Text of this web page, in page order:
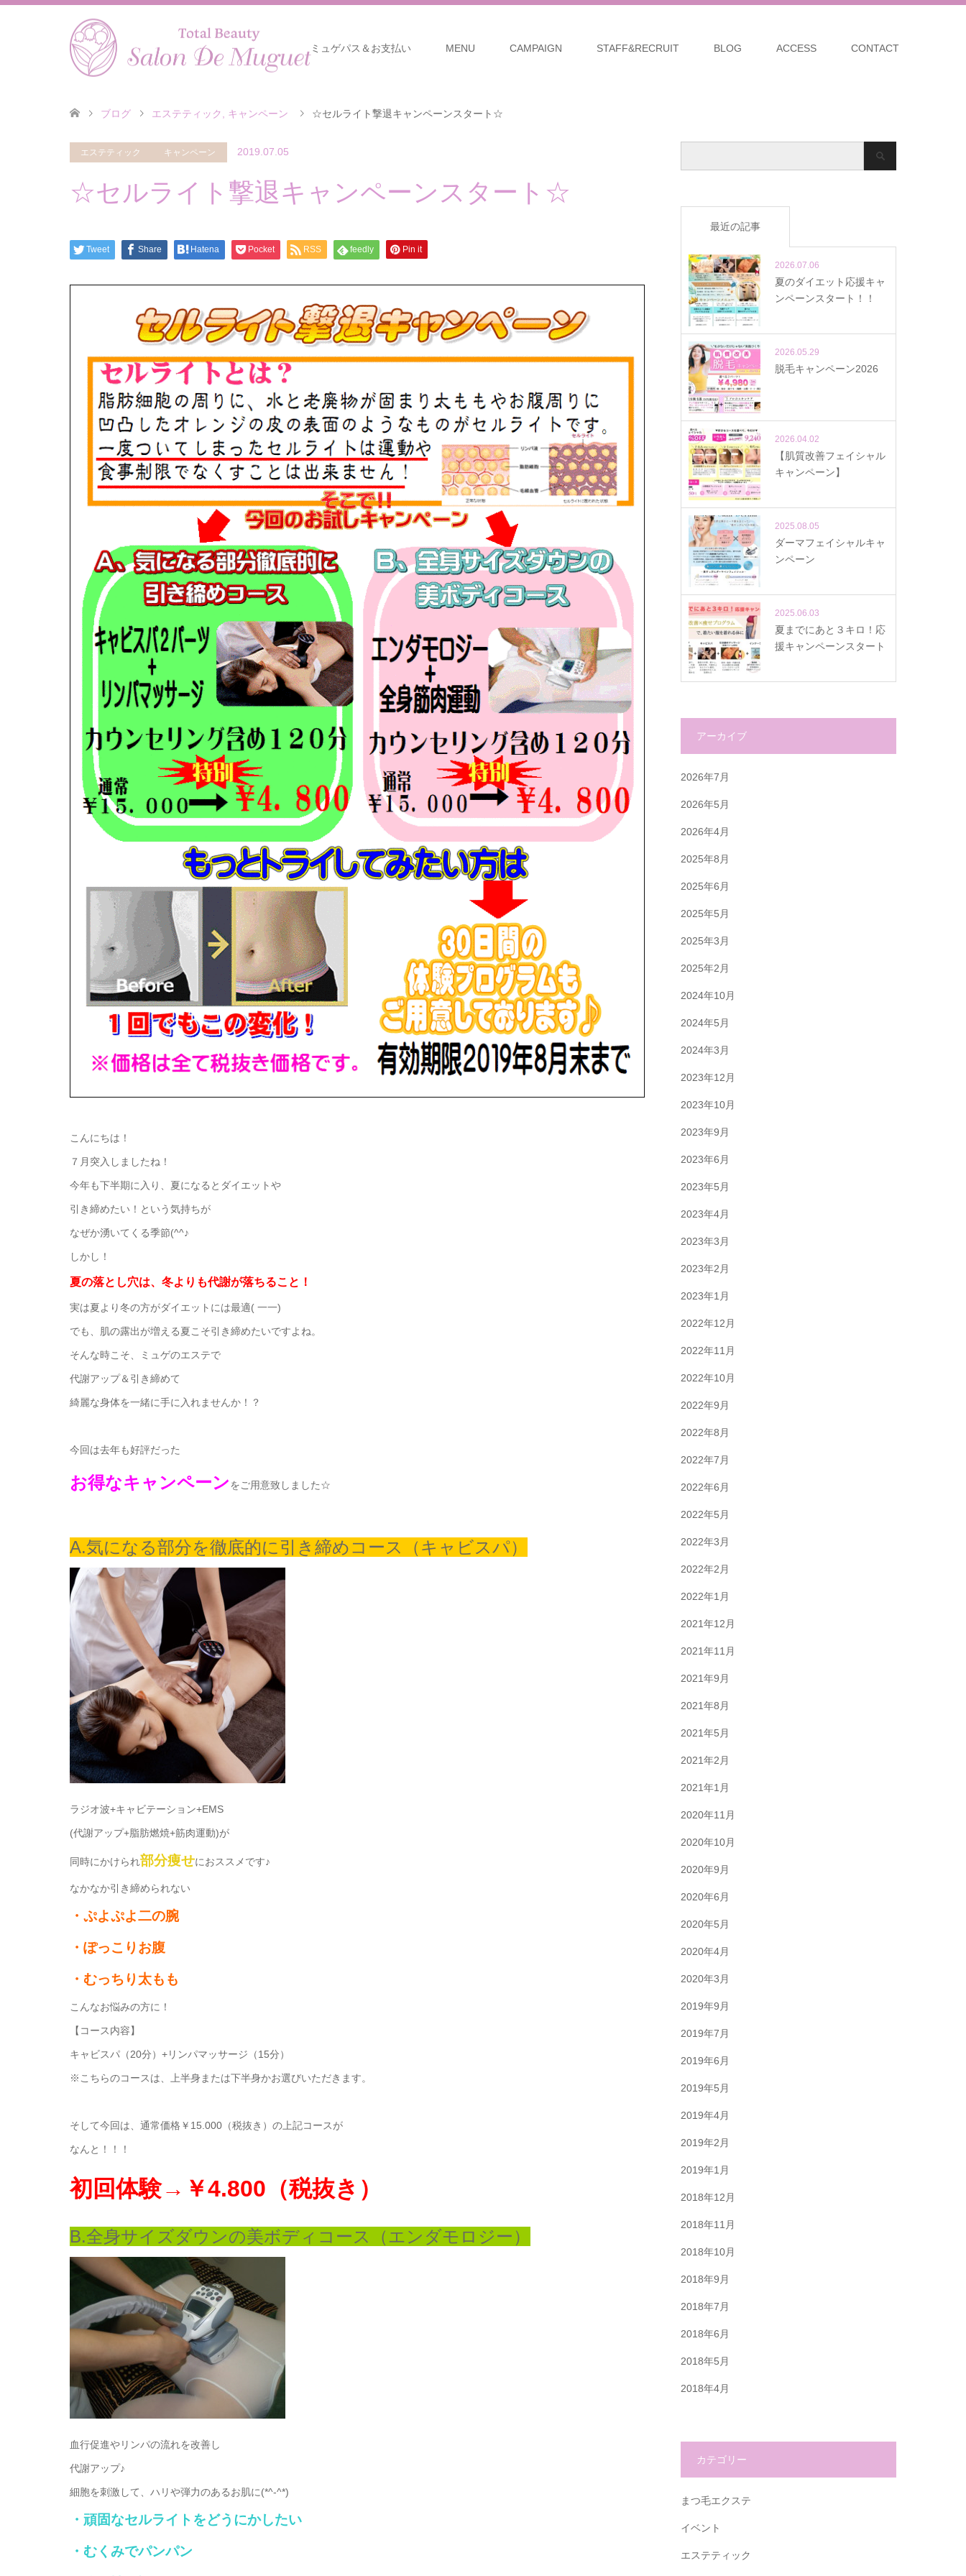
ミュゲパス＆お支払い MENU CAMPAIGN STAFF&RECRUIT BLOG ACCESS CONTACT
ブログ エステティック キャンペーン ☆セルライト撃退キャンペーンスタート☆
エステティック キャンペーン 2019.07.05
☆セルライト撃退キャンペーンスタート☆
Tweet Share Hatena Pocket RSS feedly Pin it
こんにちは！
７月突入しましたね！
今年も下半期に入り、夏になるとダイエットや
引き締めたい！という気持ちが
なぜか湧いてくる季節(^^♪
しかし！
夏の落とし穴は、冬よりも代謝が落ちること！
実は夏より冬の方がダイエットには最適( 一一)
でも、肌の露出が増える夏こそ引き締めたいですよね。
そんな時こそ、ミュゲのエステで
代謝アップ＆引き締めて
綺麗な身体を一緒に手に入れませんか！？
今回は去年も好評だった
お得なキャンペーンをご用意致しました☆
A.気になる部分を徹底的に引き締めコース（ キャビスパ）
ラジオ波+キャビテーション+EMS
(代謝アップ+脂肪燃焼+筋肉運動)が
同時にかけられ部分痩せにおススメです♪
なかなか引き締められない
・ぷよぷよ二の腕
・ぽっこりお腹
・むっちり太もも
こんなお悩みの方に！
【コース内容】
キャビスパ（20分）+リンパマッサージ（15分）
※こちらのコースは、上半身または下半身かお選びいただきます。
そして今回は、通常価格￥15.000（税抜き）の上記コースが
なんと！！！
初回体験→￥4.800（税抜き）
B.全身サイズダウンの美ボディコース（エンダモロジー）
血行促進やリンパの流れを改善し
代謝アップ♪
細胞を刺激して、ハリや弾力のあるお肌に(*^-^*)
・頑固なセルライトをどうにかしたい
・むくみでパンパン
最近の記事
2026.07.06
夏のダイエット応援キャ
ンペーンスタート！！
2026.05.29
脱毛キャンペーン2026
2026.04.02
【肌質改善フェイシャル
キャンペーン】
2025.08.05
ダーマフェイシャルキャ
ンペーン
2025.06.03
夏までにあと３キロ！応
援キャンペーンスタート
アーカイブ
2026年7月
2026年5月
2026年4月
2025年8月
2025年6月
2025年5月
2025年3月
2025年2月
2024年10月
2024年5月
2024年3月
2023年12月
2023年10月
2023年9月
2023年6月
2023年5月
2023年4月
2023年3月
2023年2月
2023年1月
2022年12月
2022年11月
2022年10月
2022年9月
2022年8月
2022年7月
2022年6月
2022年5月
2022年3月
2022年2月
2022年1月
2021年12月
2021年11月
2021年9月
2021年8月
2021年5月
2021年2月
2021年1月
2020年11月
2020年10月
2020年9月
2020年6月
2020年5月
2020年4月
2020年3月
2019年9月
2019年7月
2019年6月
2019年5月
2019年4月
2019年2月
2019年1月
2018年12月
2018年11月
2018年10月
2018年9月
2018年7月
2018年6月
2018年5月
2018年4月
カテゴリー
まつ毛エクステ
イベント
エステティック